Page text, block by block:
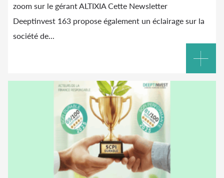
zoom sur le gérantALTIXIACette Newsletter
Deeptinvest 163 propose également un éclairage sur la
société de...